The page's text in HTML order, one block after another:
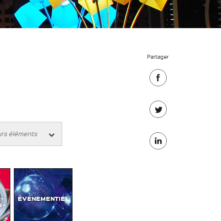
-
ÉVÉNEMENTIEL
Partager
sur
Facebook
sur
Twitter